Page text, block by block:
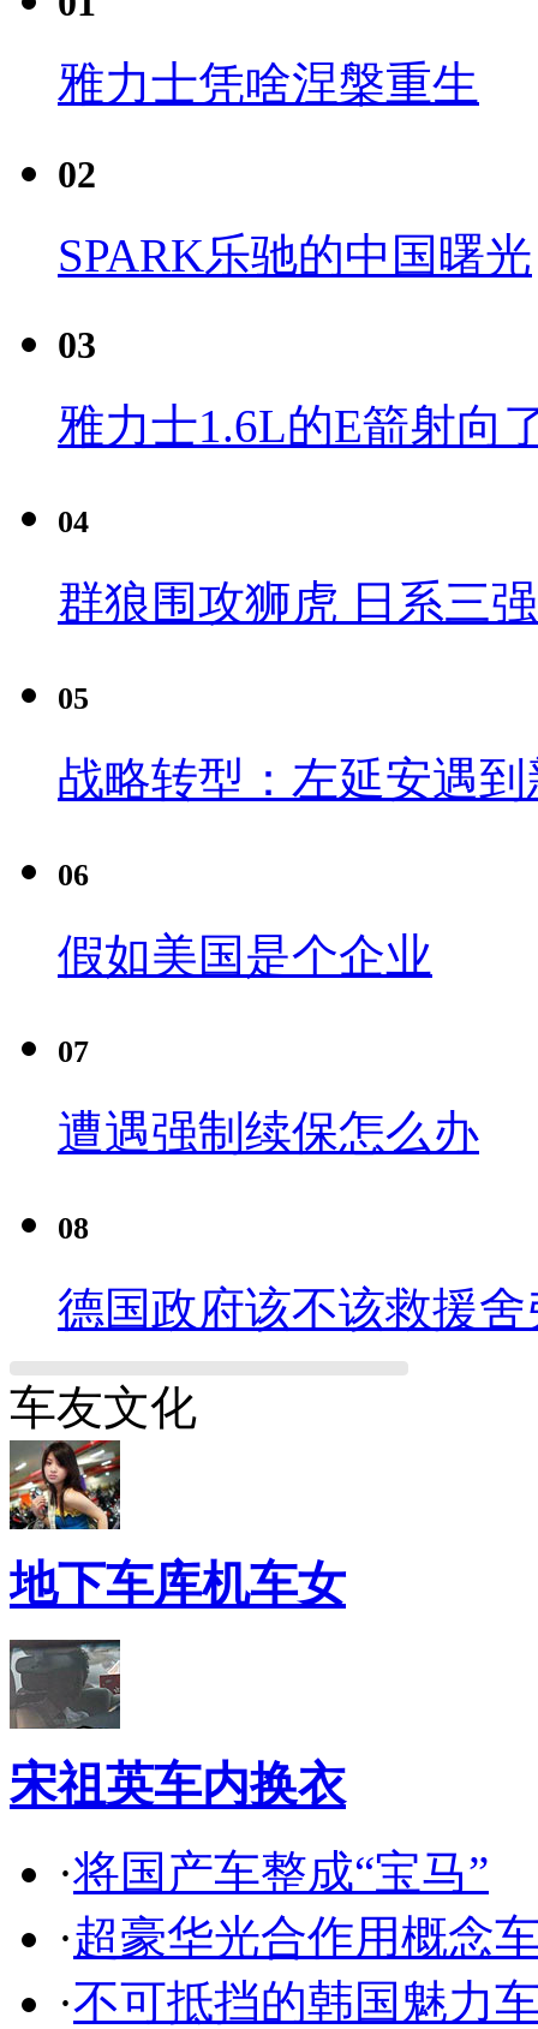
雅力士凭啥涅槃重生
02
SPARK乐驰的中国曙光
03
雅力士1.6L的E箭射向
04
群狼围攻狮虎 日系三
05
战略转型：左延安遇
06
假如美国是个企业
07
遭遇强制续保怎么办
08
德国政府该不该救援舍
车友文化
地下车库机车女
宋祖英车内换衣
·将国产车整成“宝马”
·超豪华光合作用概念
·不可抵挡的韩国魅力